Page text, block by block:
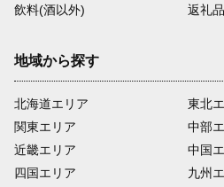
飲料(酒以外)
返礼
地域から探す
北海道エリア
関東エリア
近畿エリア
四国エリア
東北
中部
中国
九州